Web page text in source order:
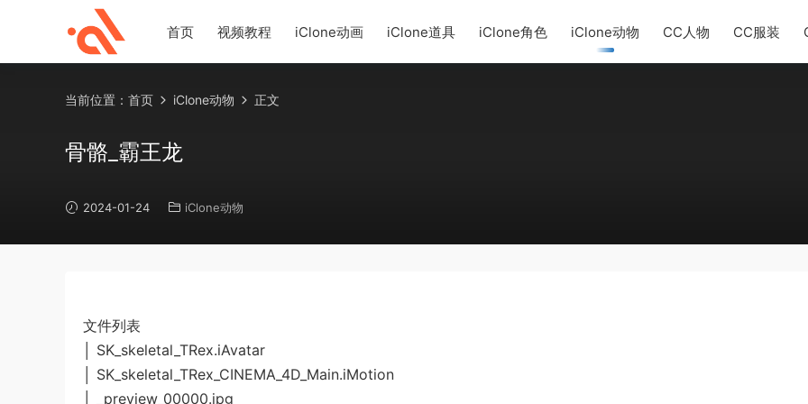
首页 视频教程 iClone动画 iClone道具 iClone角色 iClone动物 CC人物 CC服装
当前位置： 首页 iClone动物 正文
骨骼_霸王龙
2024-01-24 iClone动物
文件列表
│ SK_skeletal_TRex.iAvatar
│ SK_skeletal_TRex_CINEMA_4D_Main.iMotion
│ _preview_00000.jpg